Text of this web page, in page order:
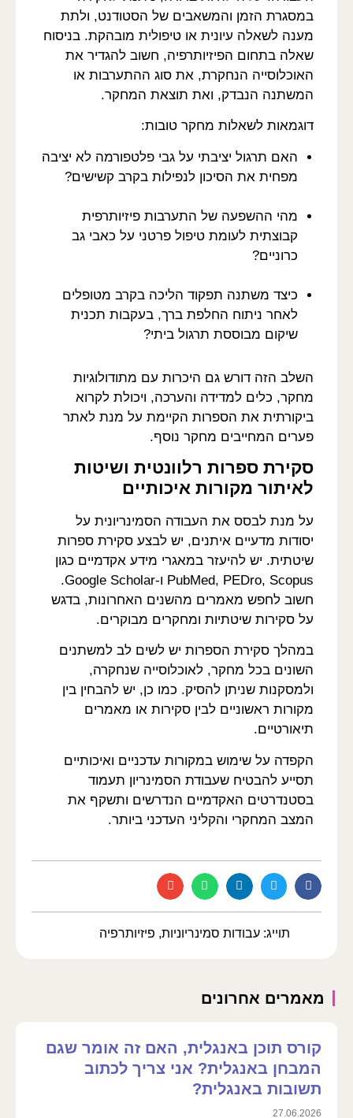
במסגרת הזמן והמשאבים של הסטודנט, ולתת
מענה לשאלה עיונית או טיפולית מובהקת. בניסוח
שאלה בתחום הפיזיותרפיה, חשוב להגדיר את
האוכלוסייה הנחקרת, את סוג ההתערבות או
המשתנה הנבדק, ואת תוצאת המחקר.
דוגמאות לשאלות מחקר טובות:
האם תרגול יציבתי על גבי פלטפורמה לא יציבה
מפחית את הסיכון לנפילות בקרב קשישים?
מהי ההשפעה של התערבות פיזיותרפית
קבוצתית לעומת טיפול פרטני על כאבי גב
כרוניים?
כיצד משתנה תפקוד הליכה בקרב מטופלים
לאחר ניתוח החלפת ברך, בעקבות תכנית
שיקום מבוססת תרגול ביתי?
השלב הזה דורש גם היכרות עם מתודולוגיות
מחקר, כלים למדידה והערכה, ויכולת לקרוא
ביקורתית את הספרות הקיימת על מנת לאתר
פערים המחייבים מחקר נוסף.
סקירת ספרות רלוונטית ושיטות
לאיתור מקורות איכותיים
על מנת לבסס את העבודה הסמינריונית על
יסודות מדעיים איתנים, יש לבצע סקירת ספרות
שיטתית. יש להיעזר במאגרי מידע אקדמיים כגון
PubMed, PEDro, Scopus ו-Google Scholar.
חשוב לחפש מאמרים מהשנים האחרונות, בדגש
על סקירות שיטתיות ומחקרים מבוקרים.
במהלך סקירת הספרות יש לשים לב למשתנים
השונים בכל מחקר, לאוכלוסייה שנחקרה,
ולמסקנות שניתן להסיק. כמו כן, יש להבחין בין
מקורות ראשוניים לבין סקירות או מאמרים
תיאורטיים.
הקפדה על שימוש במקורות עדכניים ואיכותיים
תסייע להבטיח שעבודת הסמינריון תעמוד
בסטנדרטים האקדמיים הנדרשים ותשקף את
המצב המחקרי והקליני העדכני ביותר.
תוייג: עבודות סמינריוניות, פיזיותרפיה
מאמרים אחרונים
קורס תוכן באנגלית, האם זה אומר שגם
המבחן באנגלית? אני צריך לכתוב
תשובות באנגלית?
27.06.2026